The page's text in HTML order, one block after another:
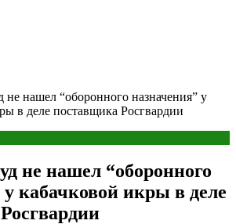
не нашел “оборонного назначения” у
в деле поставщика Росгвардии
не нашел “оборонного
кабачковой икры в деле